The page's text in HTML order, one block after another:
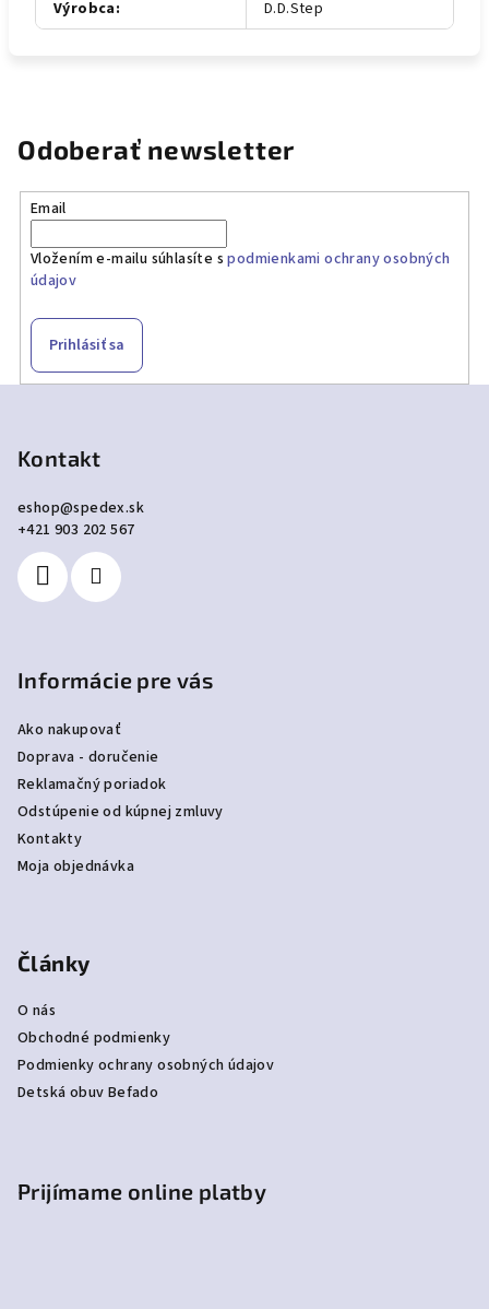
Výrobca: D.D.Step
Odoberať newsletter
Email
Vložením e-mailu súhlasíte spodmienkami ochrany osobných
údajov
Prihlásiť sa
Kontakt
eshop@spedex.sk
+421 903 202 567
Informácie pre vás
Ako nakupovať
Doprava - doručenie
Reklamačný poriadok
Odstúpenie od kúpnej zmluvy
Kontakty
Moja objednávka
Články
O nás
Obchodné podmienky
Podmienky ochrany osobných údajov
Detská obuv Befado
Prijímame online platby